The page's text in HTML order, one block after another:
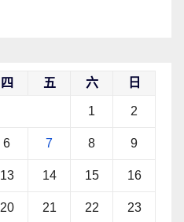
四 五 六 日
1 2
6 7 8 9
13 14 15 16
20 21 22 23